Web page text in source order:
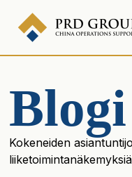
Blogi
Kokeneiden